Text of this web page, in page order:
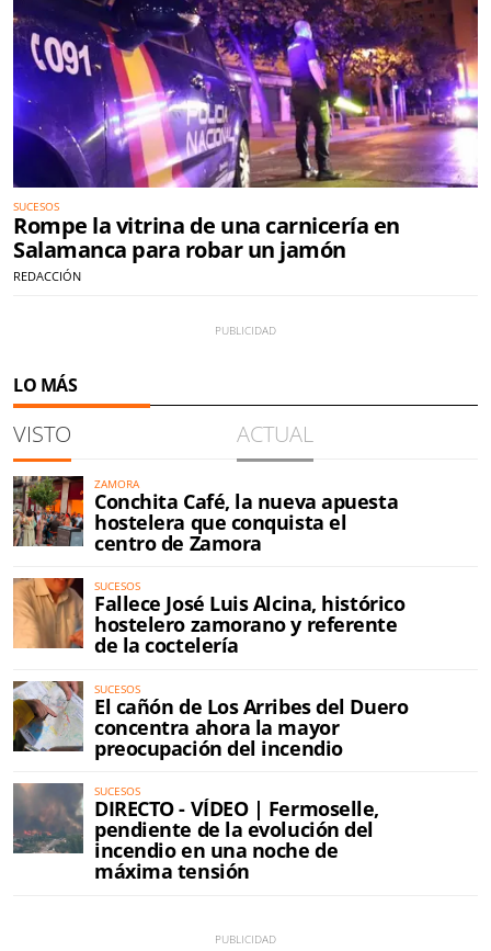
SUCESOS
Rompe la vitrina de una carnicería en
Salamanca para robar un jamón
REDACCIÓN
LO MÁS
VISTO ACTUAL
ZAMORA
Conchita Café, la nueva apuesta
hostelera que conquista el
centro de Zamora
SUCESOS
Fallece José Luis Alcina, histórico
hostelero zamorano y referente
de la coctelería
SUCESOS
El cañón de Los Arribes del Duero
concentra ahora la mayor
preocupación del incendio
SUCESOS
DIRECTO - VÍDEO | Fermoselle,
pendiente de la evolución del
incendio en una noche de
máxima tensión